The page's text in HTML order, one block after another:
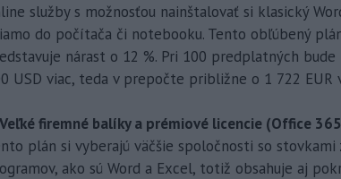
služby s možnosťou nainštalovať si klasický
do počítača či notebooku. Tento obľúbený
nárast o 12 %. Pri 100 predplatných
USD viac, teda v prepočte približne o 1 722 EUR
firemné balíky a prémiové licencie (Office
plán si vyberajú väčšie spoločnosti so stovkami
ako sú Word a Excel, totiž obsahuje aj